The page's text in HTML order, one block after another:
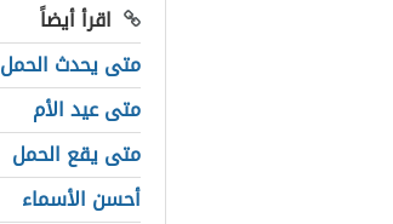
اقرأ أيضاً
متى يحدث الحمل
متى عيد الأم
متى يقع الحمل
أحسن الأسماء